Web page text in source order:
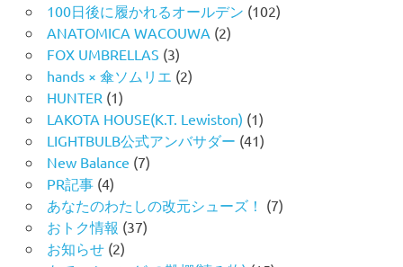
100日後に履かれるオールデン (102)
ANATOMICA WACOUWA (2)
FOX UMBRELLAS (3)
hands × 傘ソムリエ (2)
HUNTER (1)
LAKOTA HOUSE(K.T. Lewiston) (1)
LIGHTBULB公式アンバサダー (41)
New Balance (7)
PR記事(4)
あなたのわたしの改元シューズ！ (7)
おトク情報 (37)
お知らせ(2)